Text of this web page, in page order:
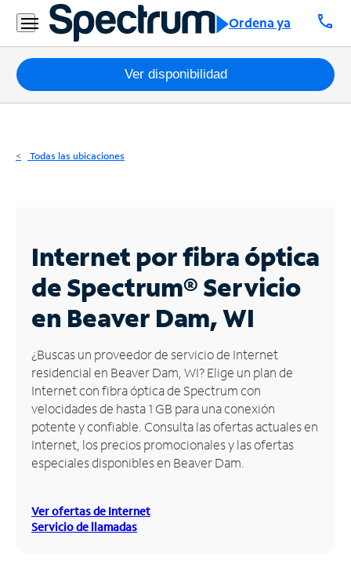
Ordena ya call
Residencial
Business
Paquetes
Internet
Business
Contáctanos
Inglés
Administrar
cuenta
Encuentra
una
tienda
Ver disponibilidad
Todas las ubicaciones
Internet por fibra óptica
de Spectrum®Servicio
en Beaver Dam, WI
¿Buscas un proveedor de servicio de Internet
residencial en Beaver Dam, WI? Elige un plan de
Internet con fibra óptica de Spectrum con
velocidades de hasta 1 GB para una conexión
potente y confiable. Consulta las ofertas actuales en
Internet, los precios promocionales y las ofertas
especiales disponibles en Beaver Dam.
Ver ofertas de Internet
Servicio de llamadas